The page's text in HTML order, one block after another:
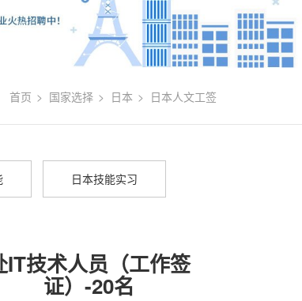
首页 国家选择 日本 日本人文工签
日本技能实习
IT技术人员（工作签
证）-20名